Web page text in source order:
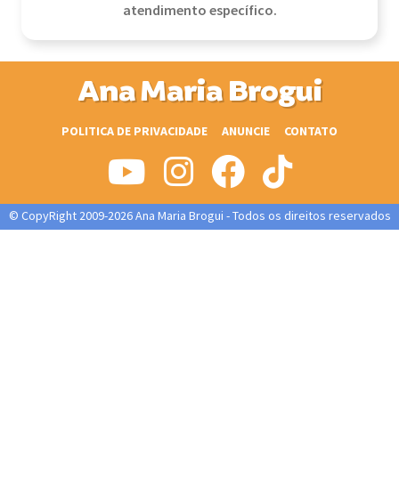
atendimento específico.
Ana Maria Brogui
POLITICA DE PRIVACIDADE ANUNCIE CONTATO
© CopyRight 2009-2026 Ana Maria Brogui - Todos os direitos reservados